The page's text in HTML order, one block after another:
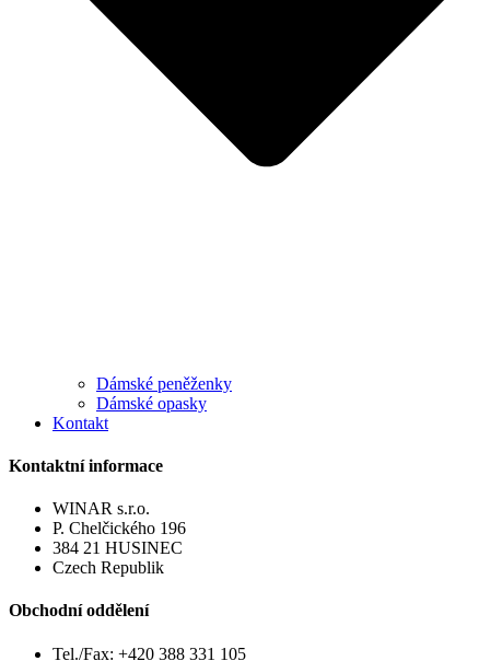
Dámské peněženky
Dámské opasky
Kontakt
Kontaktní informace
WINAR s.r.o.
P. Chelčického 196
384 21 HUSINEC
Czech Republik
Obchodní oddělení
Tel./Fax: +420 388 331 105